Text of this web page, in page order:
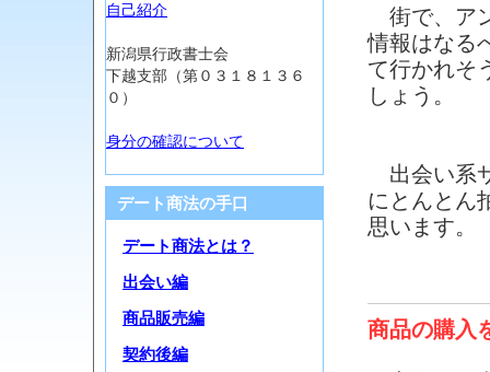
街で、ア
情報はなる
て行かれそ
しょう。
出会い系
にとんとん
思います。
商品の購入
自己紹介
新潟県行政書士会
下越支部（第０３１８１３６
０）
身分の確認について
デート商法の手口
デート商法とは？
出会い編
商品販売編
契約後編